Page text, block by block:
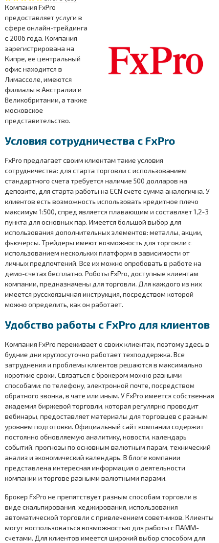
Компания FxPro
предоставляет услуги в
сфере онлайн-трейдинга
с 2006 года. Компания
зарегистрирована на
Кипре, ее центральный
офис находится в
Лимассоле, имеются
филиалы в Австралии и
Великобритании, а также
московское
представительство.
Условия сотрудничества с FxPro
FxPro предлагает своим клиентам такие условия
сотрудничества: для старта торговли с использованием
стандартного счета требуется наличие 500 долларов на
депозите, для старта работы на ECN счете сумма аналогична. У
клиентов есть возможность использовать кредитное плечо
максимум 1:500, спред является плавающим и составляет 1,2-3
пункта для основных пар. Имеется большой выбор для
использования дополнительных элементов: металлы, акции,
фьючерсы. Трейдеры имеют возможность для торговли с
использованием нескольких платформ в зависимости от
личных предпочтений. Все их можно опробовать в работе на
демо-счетах бесплатно. Роботы FxPro, доступные клиентам
компании, предназначены для торговли. Для каждого из них
имеется русскоязычная инструкция, посредством которой
можно определить, как он работает.
Удобство работы с FxPro для клиентов
Компания FxPro переживает о своих клиентах, поэтому здесь в
будние дни круглосуточно работает техподдержка. Все
затруднения и проблемы клиентов решаются в максимально
короткие сроки. Связаться с брокером можно разными
способами: по телефону, электронной почте, посредством
обратного звонка, в чате или иным. У FxPro имеется собственная
академия биржевой торговли, которая регулярно проводит
вебинары, предоставляет материалы для торговцев с разным
уровнем подготовки. Официальный сайт компании содержит
постоянно обновляемую аналитику, новости, календарь
событий, прогнозы по основным валютным парам, технический
анализ и экономический календарь. В блоге компании
представлена интересная информация о деятельности
компании и торгове разными валютными парами.
Брокер FxPro не препятствует разным способам торговли в
виде скальпирования, хеджирования, использования
автоматической торговли с привлечением советников. Клиенты
могут воспользоваться возможностью для работы с ПАММ-
счетами. Для клиентов имеется широкий выбор способом для